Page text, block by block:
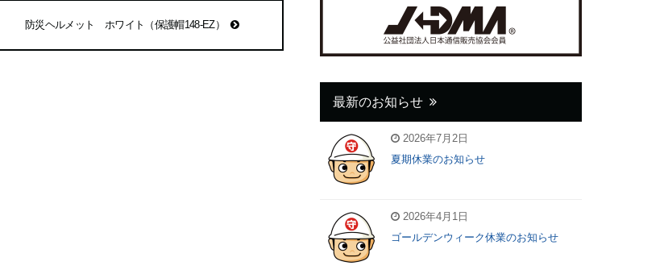
防災ヘルメット ホワイト（保護帽148-EZ）
最新のお知らせ
2026年7月2日
夏期休業のお知らせ
2026年4月1日
ゴールデンウィーク休業のお知らせ